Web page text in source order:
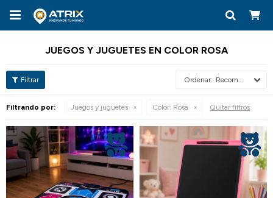

JUEGOS Y JUGUETES EN COLOR ROSA
Recomendados
Filtrando por: Juegos y juguetes Color: Rosa Quitar filtros